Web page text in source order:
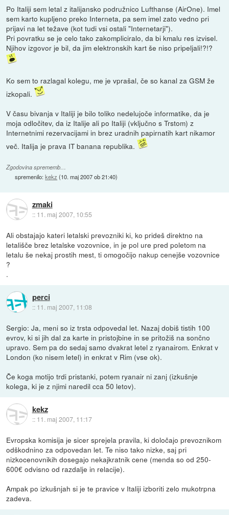
Po Italiji sem letal z italijansko podružnico Lufthanse (AirOne). Imel
sem karto kupljeno preko Interneta, pa sem imel zato vedno pri
prijavi na let težave (kot tudi vsi ostali "Internetarji").
Pri povratku se je celo tako zakompliciralo, da bi kmalu res izvisel.
Njihov izgovor je bil, da jim elektronskih kart še niso pripeljali!?!?
Ko sem to razlagal kolegu, me je vprašal, če so kanal za GSM že
izkopali.
V času bivanja v Italiji je bilo toliko nedelujoče informatike, da je
moja odločitev, da iz Italije ali po Italiji (vključno s Trstom) z
Internetnimi rezervacijami in brez uradnih papirnatih kart nikamor
več. Italija je prava IT banana republika.
Zgodovina sprememb…
spremenilo:kekz (10. maj 2007 ob 21:40)
zmaki
:: 11. maj 2007, 10:55
Ali obstajajo kateri letalski prevozniki ki, ko prideš direktno na
letališče brez letalske vozovnice, in je pol ure pred poletom na
letalu še nekaj prostih mest, ti omogočijo nakup cenejše vozovnice
?
.
perci
:: 11. maj 2007, 11:08
Sergio: Ja, meni so iz trsta odpovedal let. Nazaj dobiš tistih 100
evrov, ki si jih dal za karte in pristojbine in se pritožiš na sončno
upravo. Sem pa do sedaj samo dvakrat letel z ryanairom. Enkrat v
London (ko nisem letel) in enkrat v Rim (vse ok).
Če koga motijo trdi pristanki, potem ryanair ni zanj (izkušnje
kolega, ki je z njimi naredil cca 50 letov).
kekz
:: 11. maj 2007, 11:17
Evropska komisija je sicer sprejela pravila, ki določajo prevoznikom
odškodnino za odpovedan let. Te niso tako nizke, saj pri
nizkocenovnikih dosegajo nekajkratnik cene (menda so od 250-
600€ odvisno od razdalje in relacije).
Ampak po izkušnjah si je te pravice v Italiji izboriti zelo mukotrpna
zadeva.